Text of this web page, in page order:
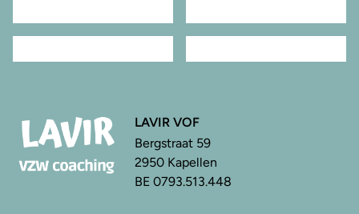
LAVIR VOF
Bergstraat 59
2950 Kapellen
BE 0793.513.448